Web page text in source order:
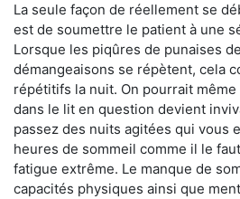
La seule façon de réellement se
est de soumettre le patient à une
Lorsque les piqûres de punaises
démangeaisons se répètent, cela
répétitifs la nuit. On pourrait
dans le lit en question devient
passez des nuits agitées qui vous
heures de sommeil comme il le
fatigue extrême. Le manque de
capacités physiques ainsi que